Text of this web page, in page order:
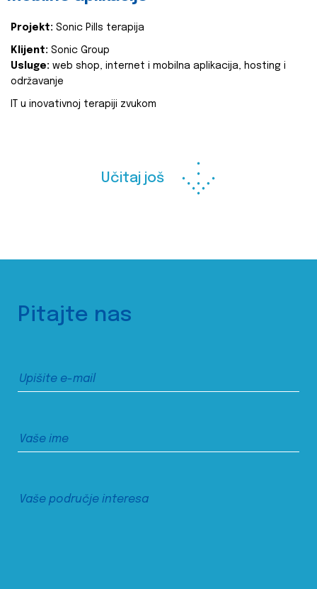
Projekt: Sonic Pills terapija
Klijent: Sonic Group
Usluge: web shop, internet i mobilna aplikacija, hosting i
održavanje
IT u inovativnoj terapiji zvukom
Učitaj još
Pitajte nas